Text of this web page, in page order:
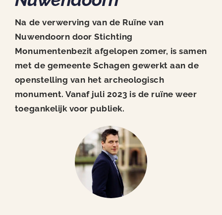
Nieuws
Contact
Na de verwerving van de Ruïne van
Nuwendoorn door Stichting
Monumentenbezit afgelopen zomer, is samen
met de gemeente Schagen gewerkt aan de
openstelling van het archeologisch
monument. Vanaf juli 2023 is de ruïne weer
toegankelijk voor publiek.